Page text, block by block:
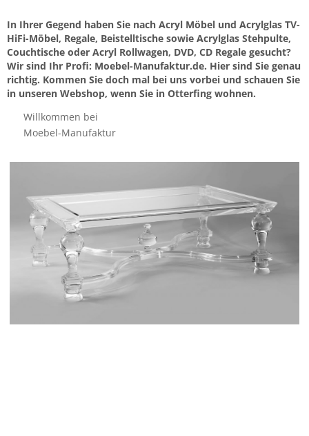
In Ihrer Gegend haben Sie nach Acryl Möbel und Acrylglas TV-
HiFi-Möbel, Regale, Beistelltische sowie Acrylglas Stehpulte,
Couchtische oder Acryl Rollwagen, DVD, CD Regale gesucht?
Wir sind Ihr Profi: Moebel-Manufaktur.de. Hier sind Sie genau
richtig. Kommen Sie doch mal bei uns vorbei und schauen Sie
in unseren Webshop, wenn Sie in Otterfing wohnen.
Willkommen bei
Moebel-Manufaktur